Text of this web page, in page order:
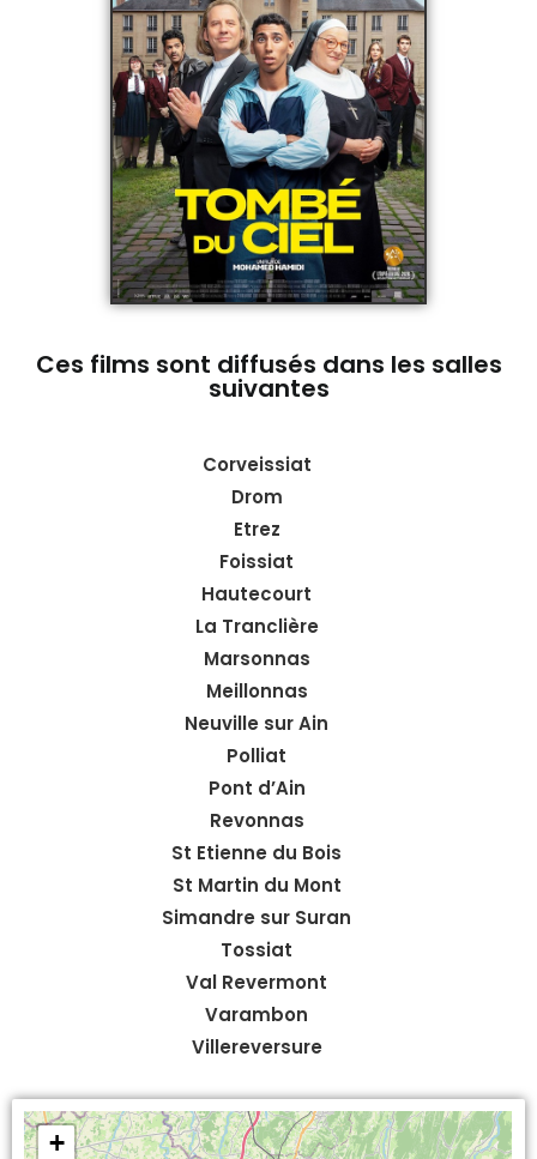
Ces films sont diffusés dans les salles
suivantes
Corveissiat
Drom
Etrez
Foissiat
Hautecourt
La Tranclière
Marsonnas
Meillonnas
Neuville sur Ain
Polliat
Pont d’Ain
Revonnas
St Etienne du Bois
St Martin du Mont
Simandre sur Suran
Tossiat
Val Revermont
Varambon
Villereversure
+